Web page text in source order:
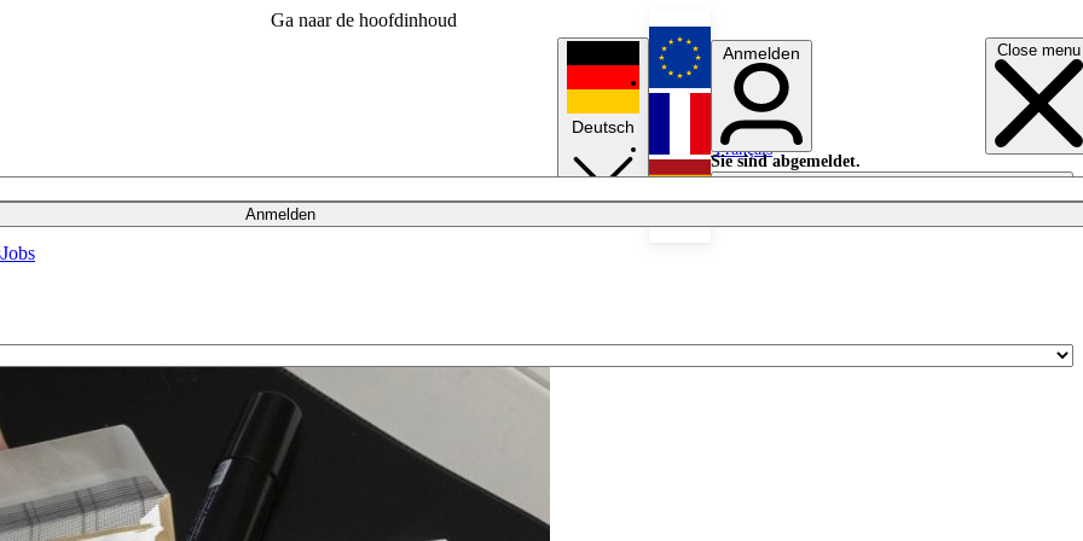
Ga naar de hoofdinhoud
Close menu
Anmelden
Jobs
Deutsch
English
Français
Anmelden
Sie sind abgemeldet.
Anmelden
Licht aus